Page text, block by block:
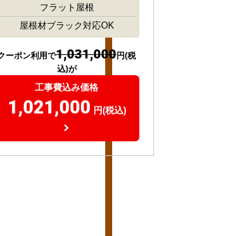
フラット屋根
屋根材ブラック対応OK
ーポン利用で1,031,000円(税
込)が
工事費込み価格
1,021,000 円(税込)